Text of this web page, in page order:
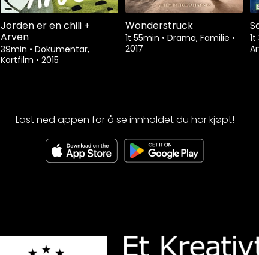
Jorden er en chili +
Arven
39min • Dokumentar,
Kortfilm • 2015
Wonderstruck
1t 55min • Drama, Familie •
2017
Last ned appen for å se innholdet du har kjøpt!